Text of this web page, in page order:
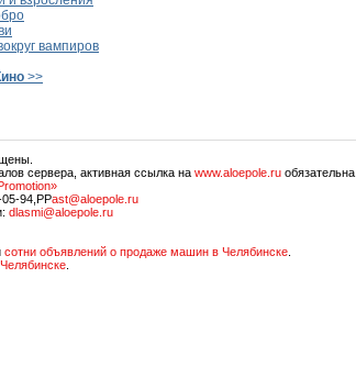
вампиров
>>
сервера, активная ссылка на www.aloepole.ru обязательна.
94,PPast@aloepole.ru
dlasmi@aloepole.ru
сотни объявлений о продаже машин в Челябинске